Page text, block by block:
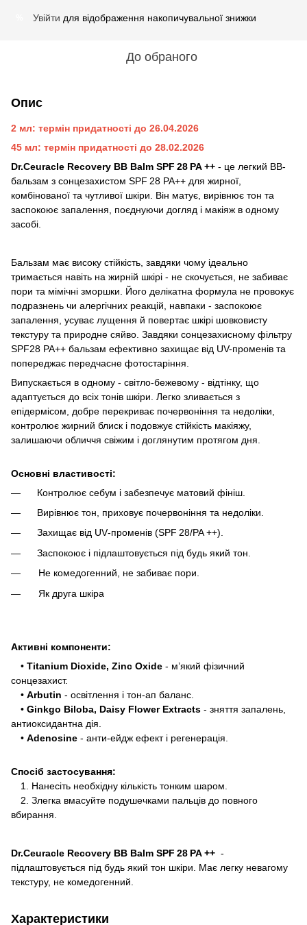
Увійти для відображення накопичувальної знижки
До обраного
Опис
2 мл: термін придатності до 26.04.2026
45 мл: термін придатності до 28.02.2026
Dr.Ceuracle Recovery BB Balm SPF 28 PA ++ - це легкий BB-
бальзам з сонцезахистом SPF 28 PA++ для жирної,
комбінованої та чутливої шкіри. Він матує, вирівнює тон та
заспокоює запалення, поєднуючи догляд і макіяж в одному
засобі.
Бальзам має високу стійкість, завдяки чому ідеально
тримається навіть на жирній шкірі - не скочується, не забиває
пори та мімічні зморшки. Його делікатна формула не провокує
подразнень чи алергічних реакцій, навпаки - заспокоює
запалення, усуває лущення й повертає шкірі шовковисту
текстуру та природне сяйво. Завдяки сонцезахисному фільтру
SPF28 PA++ бальзам ефективно захищає від UV-променів та
попереджає передчасне фотостаріння.
Випускається в одному - світло-бежевому - відтінку, що
адаптується до всіх тонів шкіри. Легко зливається з
епідермісом, добре перекриває почервоніння та недоліки,
контролює жирний блиск і подовжує стійкість макіяжу,
залишаючи обличчя свіжим і доглянутим протягом дня.
Основні властивості:
Контролює себум і забезпечує матовий фініш.
Вирівнює тон, приховує почервоніння та недоліки.
Захищає від UV‑променів (SPF 28/PA ++).
Заспокоює і підлаштовується під будь який тон.
Не комедогенний, не забиває пори.
Як друга шкіра
Активні компоненти:
• Titanium Dioxide, Zinc Oxide - м’який фізичний
сонцезахист.
• Arbutin - освітлення і тон-ап баланс.
• Ginkgo Biloba, Daisy Flower Extracts - зняття запалень,
антиоксидантна дія.
• Adenosine - анти-ейдж ефект і регенерація.
Спосіб застосування:
1. Нанесіть необхідну кількість тонким шаром.
2. Злегка вмасуйте подушечками пальців до повного
вбирання.
Dr.Ceuracle Recovery BB Balm SPF 28 PA ++ -
підлаштовується під будь який тон шкіри. Має легку невагому
текстуру, не комедогенний.
Характеристики